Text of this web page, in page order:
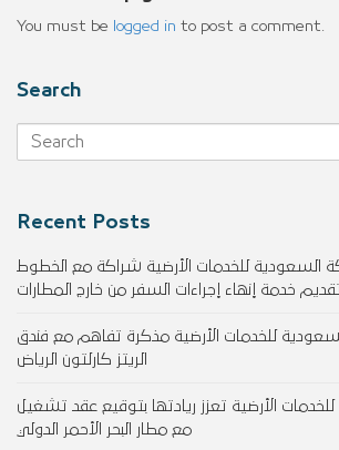
You must be logged in to post a comment.
Search
Recent Posts
السعودية للخدمات الأرضية شراكة مع الخطوط
خدمة إنهاء إجراءات السفر من خارج المطارات
للخدمات الأرضية مذكرة تفاهم مع فندق
الريتز كارلتون الرياض
الأرضية تعزز ريادتها بتوقيع عقد تشغيل
مع مطار البحر الأحمر الدولي